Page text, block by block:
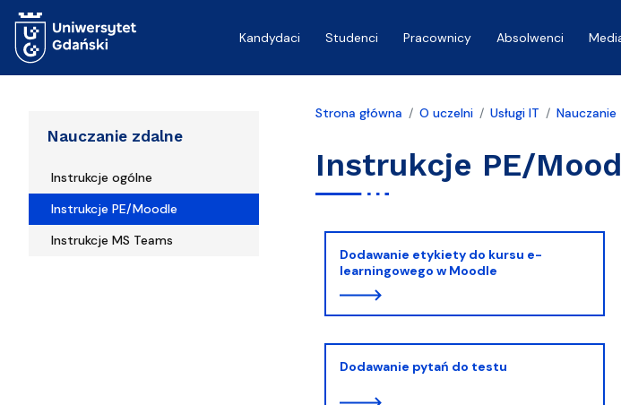
Kandydaci
Studenci Pracownicy Absolwenci
Nauczanie zdalne
Instrukcje ogólne
Instrukcje PE/Moodle
Instrukcje MS Teams
Strona główna O uczelni Usługi IT Nauczanie
Instrukcje PE/
Dodawanie etykiety do kursu e-
learningowego w Moodle
Dodawanie pytań do testu